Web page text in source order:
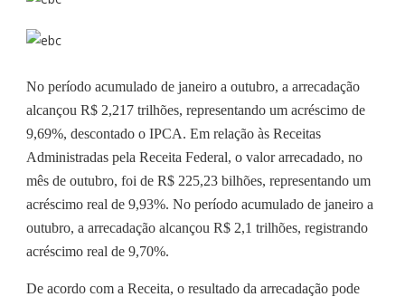
No período acumulado de janeiro a outubro, a arrecadação
alcançou R$ 2,217 trilhões, representando um acréscimo de
9,69%, descontado o IPCA. Em relação às Receitas
Administradas pela Receita Federal, o valor arrecadado, no
mês de outubro, foi de R$ 225,23 bilhões, representando um
acréscimo real de 9,93%. No período acumulado de janeiro a
outubro, a arrecadação alcançou R$ 2,1 trilhões, registrando
acréscimo real de 9,70%.
De acordo com a Receita, o resultado da arrecadação pode